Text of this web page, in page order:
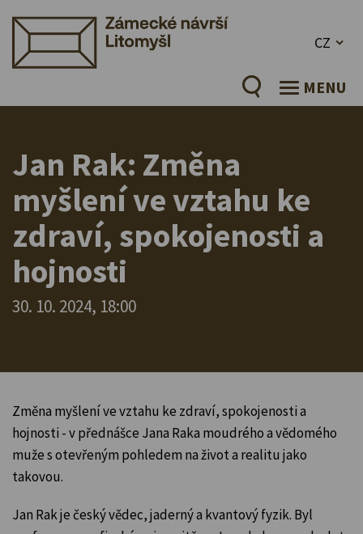
CZ
MENU
Jan Rak: Změna
myšlení ve vztahu ke
zdraví, spokojenosti a
hojnosti
30. 10. 2024, 18:00
Změna myšlení ve vztahu ke zdraví, spokojenosti a
hojnosti - v přednášce Jana Raka moudrého a vědomého
muže s otevřeným pohledem na život a realitu jako
takovou.
Jan Rak je český vědec, jaderný a kvantový fyzik. Byl